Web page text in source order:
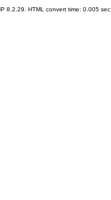
8.2.29. HTML convert time: 0.005 sec.